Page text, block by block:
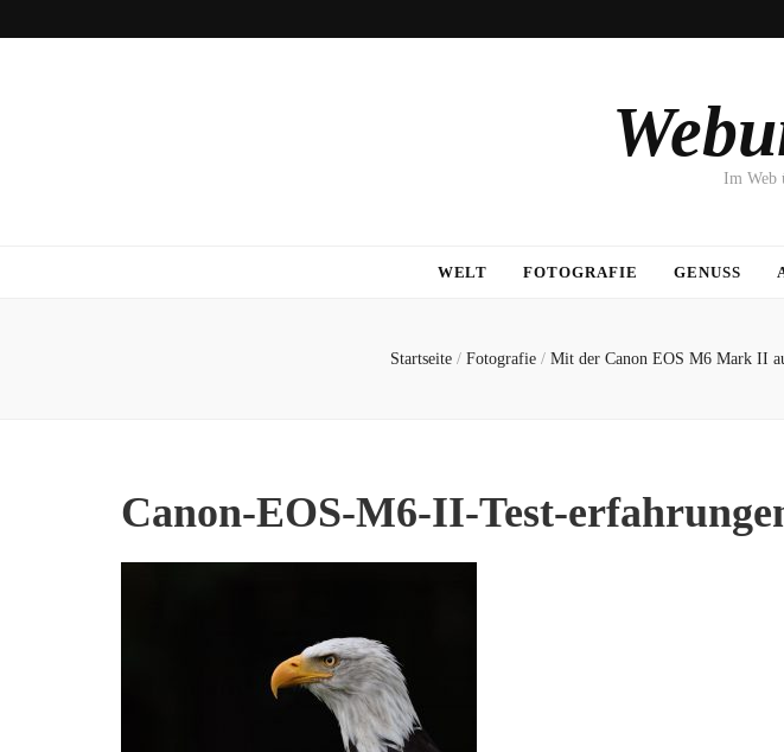
Im Web
WELT FOTOGRAFIE GENUSS
Startseite / Fotografie / Mit der Canon EOS M6 Mark II
Canon-EOS-M6-II-Test-